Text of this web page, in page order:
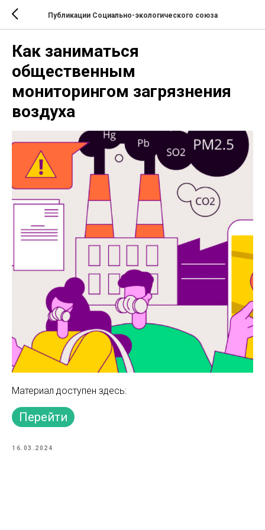
Публикации Социально-экологического союза
Как заниматься
общественным
мониторингом загрязнения
воздуха
Материал доступен здесь:
Перейти
16.03.2024